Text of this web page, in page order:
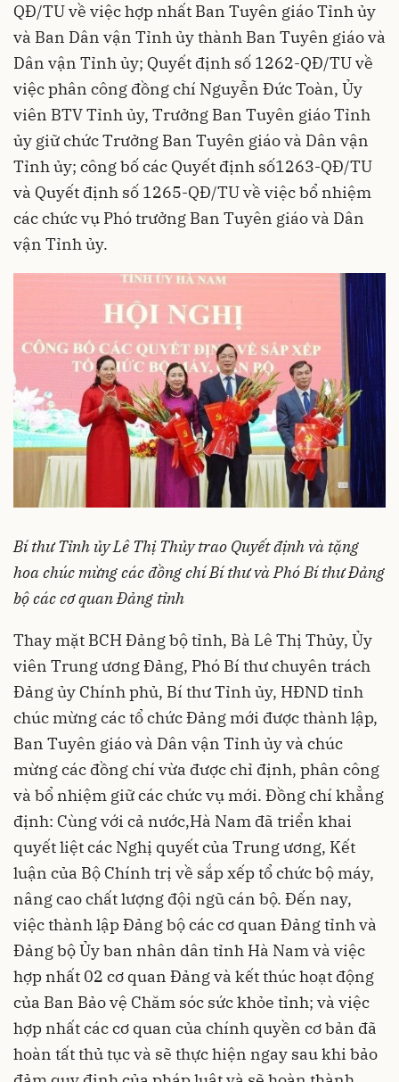
QĐ/TU về việc hợp nhất Ban Tuyên giáo Tỉnh ủy
và Ban Dân vận Tỉnh ủy thành Ban Tuyên giáo và
Dân vận Tỉnh ủy; Quyết định số 1262-QĐ/TU về
việc phân công đồng chí Nguyễn Đức Toàn, Ủy
viên BTV Tỉnh ủy, Trưởng Ban Tuyên giáo Tỉnh
ủy giữ chức Trưởng Ban Tuyên giáo và Dân vận
Tỉnh ủy; công bố các Quyết định số1263-QĐ/TU
và Quyết định số 1265-QĐ/TU về việc bổ nhiệm
các chức vụ Phó trưởng Ban Tuyên giáo và Dân
vận Tỉnh ủy.
Bí thư Tỉnh ủy Lê Thị Thủy trao Quyết định và tặng
hoa chúc mừng các đồng chí Bí thư và Phó Bí thư Đảng
bộ các cơ quan Đảng tỉnh
Thay mặt BCH Đảng bộ tỉnh, Bà Lê Thị Thủy, Ủy
viên Trung ương Đảng, Phó Bí thư chuyên trách
Đảng ủy Chính phủ, Bí thư Tỉnh ủy, HĐND tỉnh
chúc mừng các tổ chức Đảng mới được thành lập,
Ban Tuyên giáo và Dân vận Tỉnh ủy và chúc
mừng các đồng chí vừa được chỉ định, phân công
và bổ nhiệm giữ các chức vụ mới. Đồng chí khẳng
định: Cùng với cả nước,Hà Nam đã triển khai
quyết liệt các Nghị quyết của Trung ương, Kết
luận của Bộ Chính trị về sắp xếp tổ chức bộ máy,
nâng cao chất lượng đội ngũ cán bộ. Đến nay,
việc thành lập Đảng bộ các cơ quan Đảng tỉnh và
Đảng bộ Ủy ban nhân dân tỉnh Hà Nam và việc
hợp nhất 02 cơ quan Đảng và kết thúc hoạt động
của Ban Bảo vệ Chăm sóc sức khỏe tỉnh; và việc
hợp nhất các cơ quan của chính quyền cơ bản đã
hoàn tất thủ tục và sẽ thực hiện ngay sau khi bảo